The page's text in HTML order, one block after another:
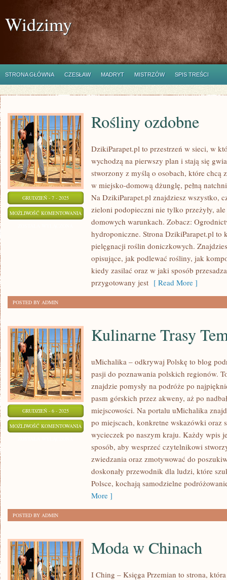
Widzimy
STRONA GŁÓWNA CZESŁAW MADRYT MISTRZÓW SPIS TREŚCI
GRUDZIEŃ - 7 - 2025
MOŻLIWOŚĆ KOMENTOWANIA ROŚLINY
OZDOBNE
Rośliny ozdobne
DzikiParapet.pl to przestrzeń w sieci, w
wychodzą na pierwszy plan i stają się
stworzony z myślą o osobach, które chcą
w miejsko-domową dżunglę, pełną
Na DzikiParapet.pl znajdziesz wszystko,
zieloni podopieczni nie tylko przeżyły,
domowych warunkach. Zobacz:
hydroponiczne. Strona DzikiParapet.pl to
pielęgnacji roślin doniczkowych.
opisujące, jak podlewać rośliny, jak
kiedy zasilać oraz w jaki sposób
przygotowany jest [ Read More ]
POSTED BY ADMIN
GRUDZIEŃ - 6 - 2025
MOŻLIWOŚĆ KOMENTOWANIA KULINARNE
TRASY
TEMATYCZNE
Kulinarne Trasy
uMichalika – odkrywaj Polskę to blog
pasji do poznawania polskich regionów.
znajdzie pomysły na podróże po
pasm górskich przez akweny, aż po
miejscowości. Na portalu uMichalika
po miejscach, konkretne wskazówki oraz
wycieczek po naszym kraju. Każdy wpis
sposób, aby wesprzeć czytelnikowi
zwiedzania oraz zmotywować do
doskonały przewodnik dla ludzi, które
Polsce, kochają samodzielne
More ]
POSTED BY ADMIN
Moda w Chinach
I Ching – Księga Przemian to strona,